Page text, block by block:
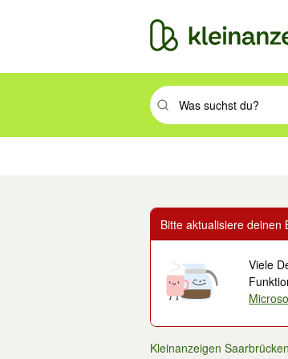
Suchbegriff eingeben.
Bitte aktualisiere deinen
Viele
Kleinanzeigen Saarbrücken